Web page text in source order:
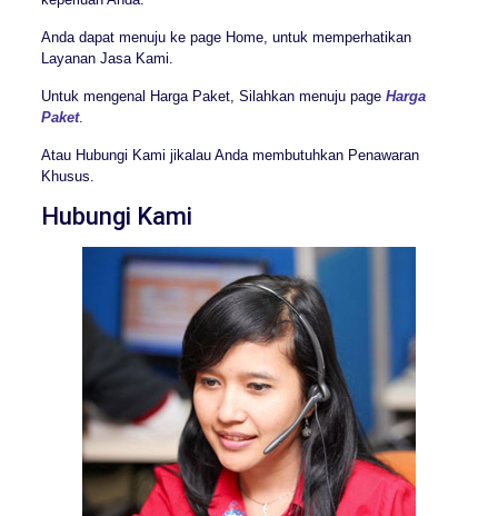
Anda dapat menuju ke page Home, untuk memperhatikan
Layanan Jasa Kami.
Untuk mengenal Harga Paket, Silahkan menuju page Harga
Paket.
Atau Hubungi Kami jikalau Anda membutuhkan Penawaran
Khusus.
Hubungi Kami